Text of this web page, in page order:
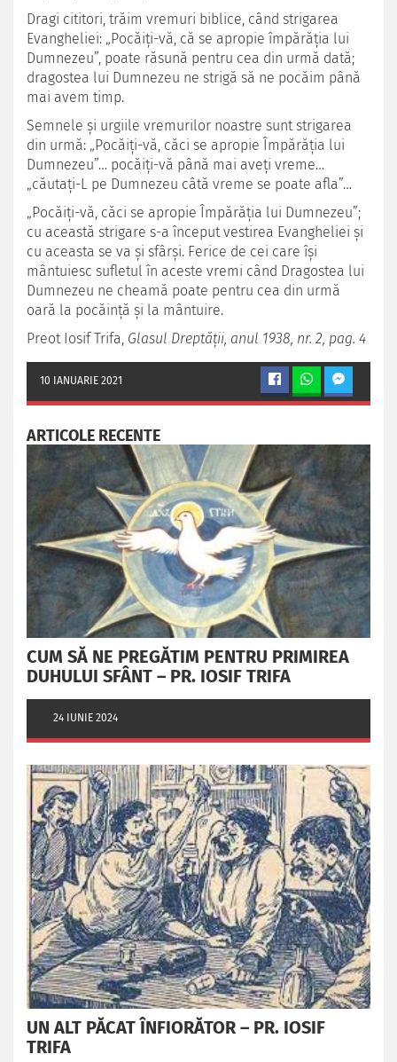
Dragi cititori, trăim vremuri biblice, când strigarea
Evangheliei: „Pocăiţi-vă, că se apropie împărăţia lui
Dumnezeu”, poate răsună pentru cea din urmă dată;
dragostea lui Dumnezeu ne strigă să ne pocăim până
mai avem timp.
Semnele şi urgiile vremurilor noastre sunt strigarea
din urmă: „Pocăiţi-vă, căci se apropie Împărăţia lui
Dumnezeu”… pocăiţi-vă până mai aveţi vreme…
„căutați-L pe Dumnezeu câtă vreme se poate afla”…
„Pocăiţi-vă, căci se apropie Împărăția lui Dumnezeu”;
cu această strigare s-a început vestirea Evangheliei şi
cu aceasta se va şi sfârşi. Ferice de cei care îşi
mântuiesc sufletul în aceste vremi când Dragostea lui
Dumnezeu ne cheamă poate pentru cea din urmă
oară la pocăință şi la mântuire.
Preot Iosif Trifa, Glasul Dreptății, anul 1938, nr. 2, pag. 4
10 IANUARIE 2021
ARTICOLE RECENTE
CUM SĂ NE PREGĂTIM PENTRU PRIMIREA
DUHULUI SFÂNT – PR. IOSIF TRIFA
24 IUNIE 2024
UN ALT PĂCAT ÎNFIORĂTOR – PR. IOSIF
TRIFA